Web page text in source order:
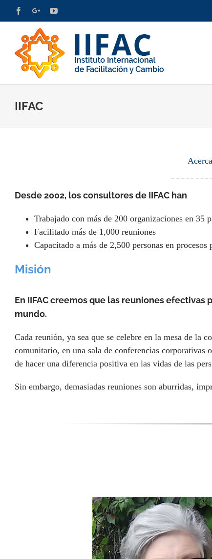
to
content
LinkedInFacebook
TwitterGoogle+YouTube
IIFAC
Desde 2002, los consultores de IIFAC han
Trabajado con más de 200 organizaciones en 35
Facilitado más de 1,000 reuniones
Capacitado a más de 2,500 personas en
Misión
En IIFAC creemos que las reuniones efectivas
mundo.
Cada reunión, ya sea que se celebre en la mesa de la
comunitario, en una sala de conferencias corporativas
de hacer una diferencia positiva en las vidas de las
Sin embargo, demasiadas reuniones son aburridas,